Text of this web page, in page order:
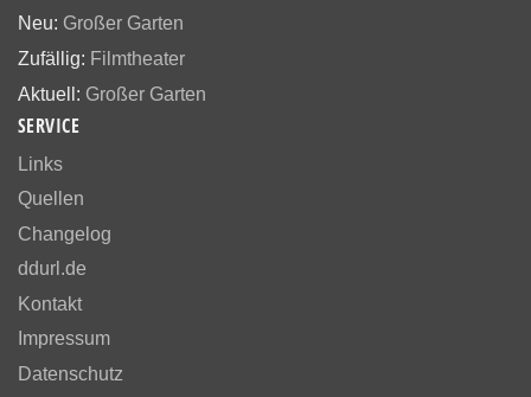
Neu: Großer Garten
Zufällig: Filmtheater
Aktuell: Großer Garten
SERVICE
Links
Quellen
Changelog
ddurl.de
Kontakt
Impressum
Datenschutz